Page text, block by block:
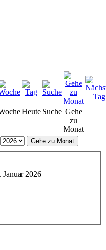
Heute Suche Gehe
zu
Monat
Gehe zu Monat
Januar 2026